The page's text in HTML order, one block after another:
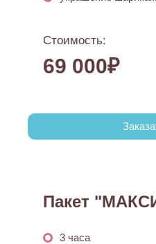
Стоимость:
69 000₽
Пакет
3 часа